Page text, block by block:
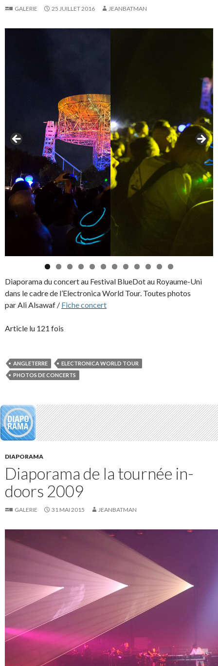
GALERIE 25 JUILLET 2016 JEANBATMAN
0 1
2
Diaporama du concert au Festival BlueDot au Royaume-Uni
dans le cadre de l’Electronica World Tour. Toutes photos
par Ali Alsawaf / Fiche concert
Article lu 121 fois
ANGLETERRE
ELECTRONICA WORLD TOUR
PHOTOS DE CONCERTS
DIAPORAMA
Diaporama de la tournée in-
doors 2009
GALERIE 31 MAI 2015 JEANBATMAN